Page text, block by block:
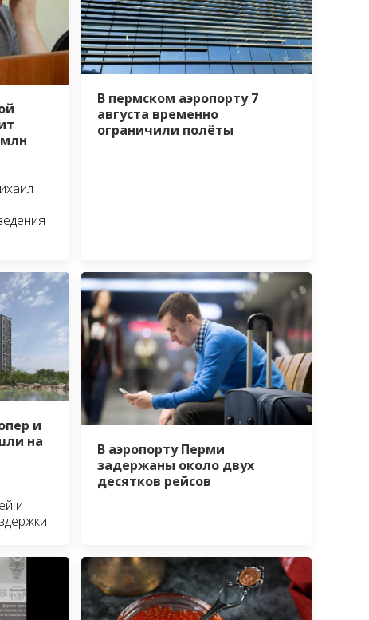
В пермском аэропорту 7
августа временно
ограничили полёты
и
на
и
В аэропорту Перми
задержаны около двух
десятков рейсов